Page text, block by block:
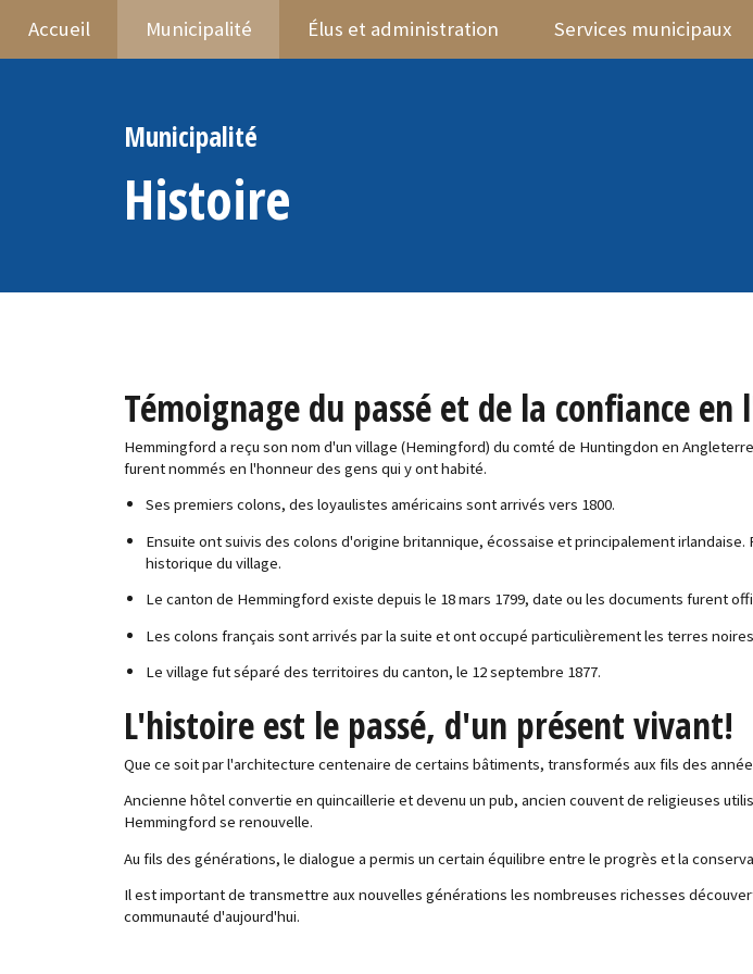
Accueil Municipalité Élus et administration Services municipaux
Municipalité
Histoire
Témoignage du passé et de la confiance en
Hemmingford a reçu son nom d'un village (Hemingford) du comté de Huntingdon en
furent nommés en l'honneur des gens qui y ont habité.
Ses premiers colons, des loyaulistes américains sont arrivés vers 1800.
Ensuite ont suivis des colons d'origine britannique, écossaise et principalement
historique du village.
Le canton de Hemmingford existe depuis le 18 mars 1799, date ou les documents furent
Les colons français sont arrivés par la suite et ont occupé particulièrement les terres
Le village fut séparé des territoires du canton, le 12 septembre 1877.
L'histoire est le passé, d'un présent vivant!
Que ce soit par l'architecture centenaire de certains bâtiments, transformés aux fils des
Ancienne hôtel convertie en quincaillerie et devenu un pub, ancien couvent de religieuses
Hemmingford se renouvelle.
Au fils des générations, le dialogue a permis un certain équilibre entre le progrès et la
Il est important de transmettre aux nouvelles générations les nombreuses richesses
communauté d'aujourd'hui.